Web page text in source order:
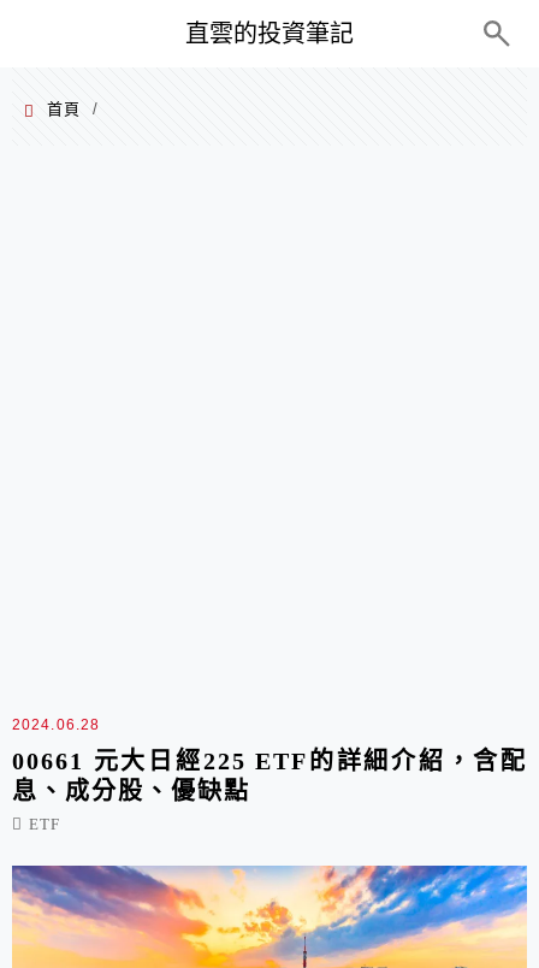
直雲的投資筆記
首頁 /
2024.06.28
00661 元大日經225 ETF的詳細介紹，含配
息、成分股、優缺點
ETF